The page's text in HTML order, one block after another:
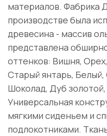
материалов. Фабрика
производстве была
древесина - массив
представлена
оттенков: Вишня,
Старый янтарь, Белый,
Шоколад, Дуб
Универсальная
мягкими сиденьем и
подлокотниками.